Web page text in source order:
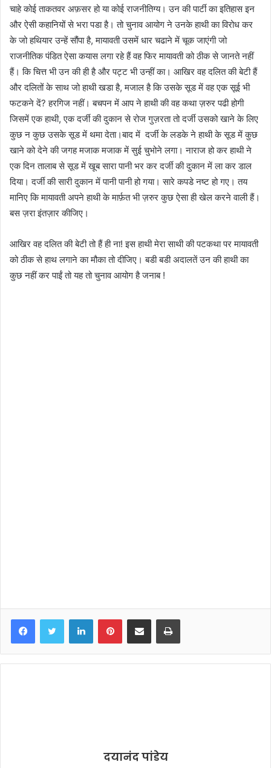
चाहे कोई ताकतवर अफ़सर हो या कोई राजनीतिग्य। उन की पार्टी का इतिहास इन
और ऐसी कहानियों से भरा पडा है। तो चुनाव आयोग ने उनके हाथी का विरोध कर
के जो हथियार उन्हें सौंपा है, मायावती उसमें धार चढाने में चूक जाएंगी जो
राजनीतिक पंडित ऐसा कयास लगा रहे हैं वह फिर मायावती को ठीक से जानते नहीं
हैं। कि चित्त भी उन की ही है और पट्ट भी उन्हीं का। आखिर वह दलित की बेटी हैं
और दलितों के साथ जो हाथी खडा है, मजाल है कि उसके सूड में वह एक सूई भी
फटकने दें? हरगिज नहीं। बचपन में आप ने हाथी की वह कथा ज़रुर पढी होगी
जिसमें एक हाथी, एक दर्जी की दुकान से रोज गुज़रता तो दर्जी उसको खाने के लिए
कुछ न कुछ उसके सूड में थमा देता।बाद में दर्जी के लडके ने हाथी के सूड में कुछ
खाने को देने की जगह मजाक मजाक में सुई चुभोने लगा। नाराज हो कर हाथी ने
एक दिन तालाब से सूड में खूब सारा पानी भर कर दर्जी की दुकान में ला कर डाल
दिया। दर्जी की सारी दुकान में पानी पानी हो गया। सारे कपडे नष्ट हो गए। तय
मानिए कि मायावती अपने हाथी के मार्फ़त भी ज़रुर कुछ ऐसा ही खेल करने वाली हैं।
बस ज़रा इंतज़ार कीजिए।
आखिर वह दलित की बेटी तो हैं ही ना! इस हाथी मेरा साथी की पटकथा पर मायावती
को ठीक से हाथ लगाने का मौका तो दीजिए। बडी बडी अदालतें उन की हाथी का
कुछ नहीं कर पाईं तो यह तो चुनाव आयोग है जनाब !
दयानंद पांडेय